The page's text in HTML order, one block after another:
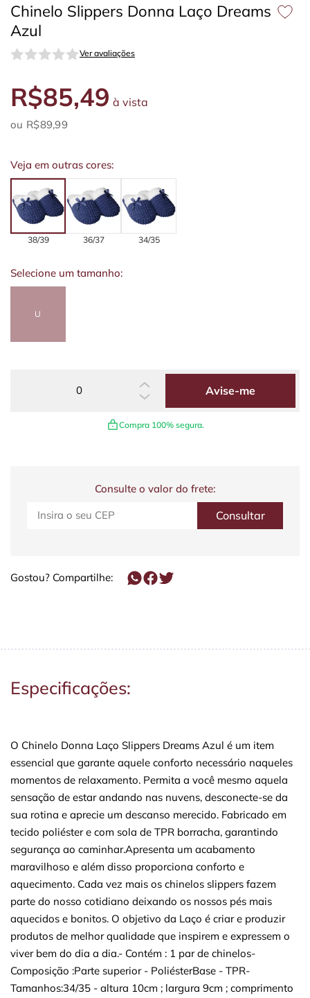
Chinelo Slippers Donna Laço Dreams
Azul
Ver avaliações
R$85,49 à vista
R$89,99
Veja em outras cores:
38/39 36/37 34/35
Selecione um tamanho:
U
Avise-me
Compra 100% segura.
Consulte o valor do frete:
Gostou? Compartilhe:
Especificações:
O Chinelo Donna Laço Slippers Dreams Azul é um item
essencial que garante aquele conforto necessário naqueles
momentos de relaxamento. Permita a você mesmo aquela
sensação de estar andando nas nuvens, desconecte-se da
sua rotina e aprecie um descanso merecido. Fabricado em
tecido poliéster e com sola de TPR borracha, garantindo
segurança ao caminhar.Apresenta um acabamento
maravilhoso e além disso proporciona conforto e
aquecimento. Cada vez mais os chinelos slippers fazem
parte do nosso cotidiano deixando os nossos pés mais
aquecidos e bonitos. O objetivo da Laço é criar e produzir
produtos de melhor qualidade que inspirem e expressem o
viver bem do dia a dia.- Contém : 1 par de chinelos-
Composição :Parte superior - PoliésterBase - TPR-
Tamanhos:34/35 - altura 10cm ; largura 9cm ; comprimento